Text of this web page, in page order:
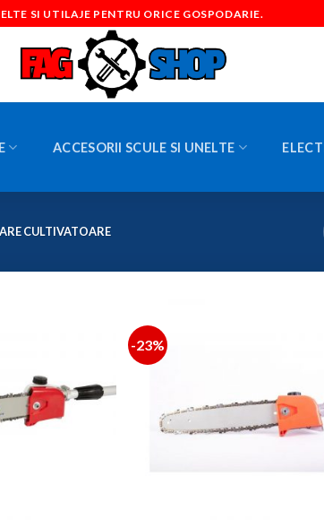
SI UTILAJE PENTRU ORICE GOSPODARIE.
ACCESORII SCULE SI UNELTE
CULTIVATOARE
-23%